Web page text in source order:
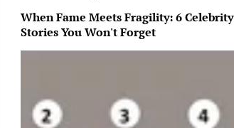
When Fame Meets Fragility: 6 Celebrity
Stories You Won't Forget